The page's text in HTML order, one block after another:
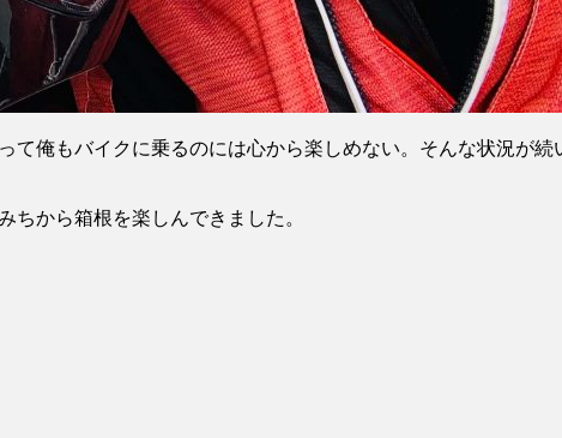
俺もバイクに乗るのには心から楽しめない。そんな状況が
から箱根を楽しんできました。